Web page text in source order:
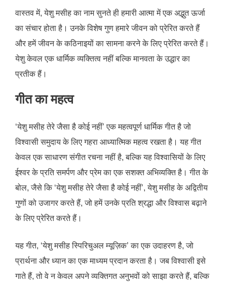
वास्तव में, येशु मसीह का नाम सुनते ही हमारी आत्मा में एक अद्भुत ऊर्जा
का संचार होता है। उनके विशेष गुण हमारे जीवन को प्रेरित करते हैं
और हमें जीवन के कठिनाइयों का सामना करने के लिए प्रेरित करते हैं।
येशु केवल एक धार्मिक व्यक्तित्व नहीं बल्कि मानवता के उद्धार का
प्रतीक हैं।
गीत का महत्व
‘येशु मसीह तेरे जैसा है कोई नहीं’ एक महत्वपूर्ण धार्मिक गीत है जो
विश्वासी समुदाय के लिए गहरा आध्यात्मिक महत्व रखता है। यह गीत
केवल एक साधारण संगीत रचना नहीं है, बल्कि यह विश्वासियों के लिए
ईश्वर के प्रति समर्पण और प्रेम का एक सशक्त अभिव्यक्ति है। गीत के
बोल, जैसे कि ‘येशु मसीह तेरे जैसा है कोई नहीं’, येशु मसीह के अद्वितीय
गुणों को उजागर करते हैं, जो हमें उनके प्रति श्रद्धा और विश्वास बढ़ाने
के लिए प्रेरित करते हैं।
यह गीत, ‘येशु मसीह स्पिरिचुअल म्यूज़िक’ का एक उदाहरण है, जो
प्रार्थना और ध्यान का एक माध्यम प्रदान करता है। जब विश्वासी इसे
गाते हैं, तो वे न केवल अपने व्यक्तिगत अनुभवों को साझा करते हैं, बल्कि